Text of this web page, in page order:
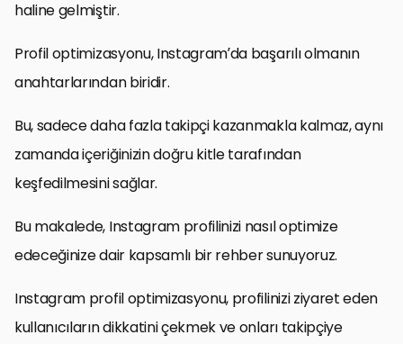
haline gelmiştir.
Profil optimizasyonu, Instagram’da başarılı olmanın
anahtarlarından biridir.
Bu, sadece daha fazla takipçi kazanmakla kalmaz, aynı
zamanda içeriğinizin doğru kitle tarafından
keşfedilmesini sağlar.
Bu makalede, Instagram profilinizi nasıl optimize
edeceğinize dair kapsamlı bir rehber sunuyoruz.
Instagram profil optimizasyonu, profilinizi ziyaret eden
kullanıcıların dikkatini çekmek ve onları takipçiye